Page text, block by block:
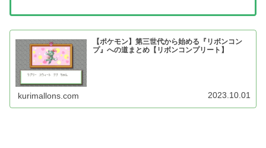
【ポケモン】第三世代から始める『リボンコン
プ』への道まとめ【リボンコンプリート】
kurimallons.com 2023.10.01